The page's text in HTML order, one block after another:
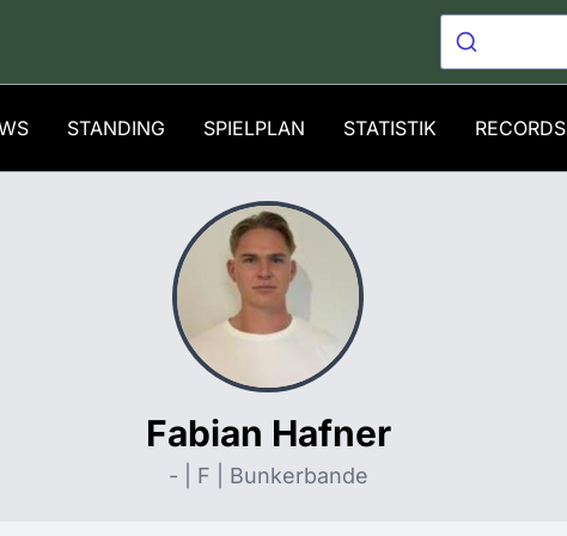
STANDING SPIELPLAN STATISTIK RECORDS
Fabian Hafner
- | F | Bunkerbande